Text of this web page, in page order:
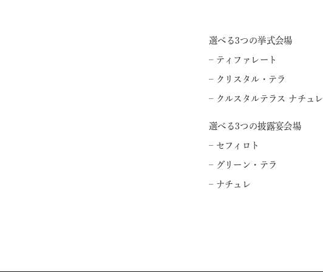
選べる3つの挙式会場
– ティファレート
– クリスタル・テラ
– クルスタルテラス ナチュレ
選べる3つの披露宴会場
– セフィロト
– グリーン・テラ
– ナチュレ